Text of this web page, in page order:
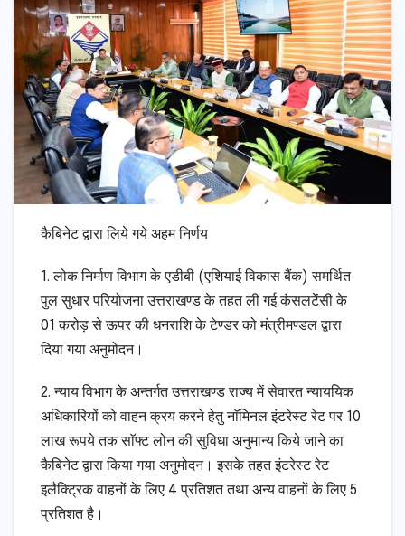
कैबिनेट द्वारा लिये गये अहम निर्णय
1. लोक निर्माण विभाग के एडीबी (एशियाई विकास बैंक) समर्थित
पुल सुधार परियोजना उत्तराखण्ड के तहत ली गई कंसलटेंसी के
01 करोड़ से ऊपर की धनराशि के टेण्डर को मंत्रीमण्डल द्वारा
दिया गया अनुमोदन।
2. न्याय विभाग के अन्तर्गत उत्तराखण्ड राज्य में सेवारत न्याययिक
अधिकारियों को वाहन क्रय करने हेतु नाॅमिनल इंटरेस्ट रेट पर 10
लाख रूपये तक साॅफ्ट लोन की सुविधा अनुमान्य किये जाने का
कैबिनेट द्वारा किया गया अनुमोदन। इसके तहत इंटरेस्ट रेट
इलैक्ट्रिक वाहनों के लिए 4 प्रतिशत तथा अन्य वाहनों के लिए 5
प्रतिशत है।